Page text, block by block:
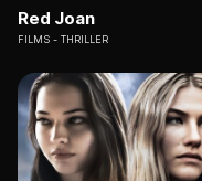
Red Joan
FILMS THRILLER